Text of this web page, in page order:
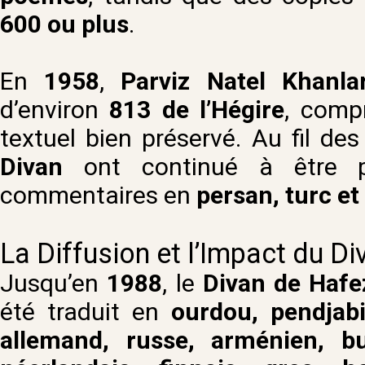
600 ou plus.
En 1958, Parviz Natel
d’environ 813 de l’Hégire,
textuel bien préservé. Au fil
Divan ont continué à être
commentaires en persan, turc
La Diffusion et l’Impact du
Jusqu’en 1988, le Divan de
été traduit en ourdou,
allemand, russe, arménien,